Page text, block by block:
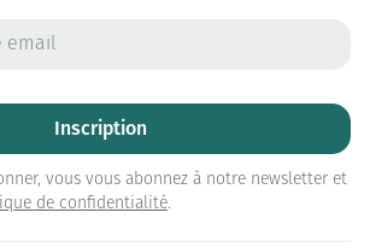
Inscription
vous vous abonnez à notre newsletter et
de confidentialité.